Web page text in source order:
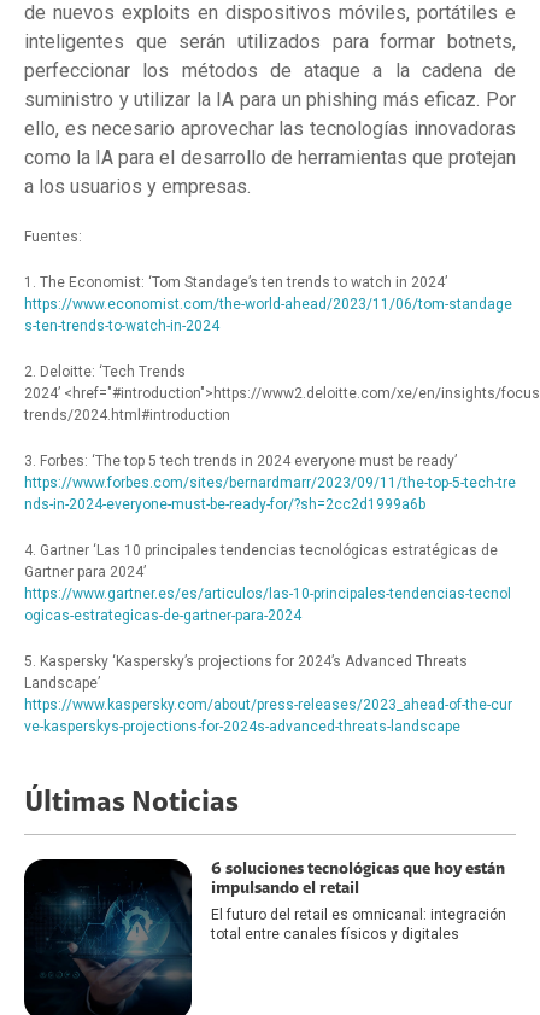
de nuevos exploits en dispositivos móviles, portátiles e
inteligentes que serán utilizados para formar botnets,
perfeccionar los métodos de ataque a la cadena de
suministro y utilizar la IA para un phishing más eficaz. Por
ello, es necesario aprovechar las tecnologías innovadoras
como la IA para el desarrollo de herramientas que protejan
a los usuarios y empresas.
Fuentes:
1. The Economist: ‘Tom Standage’s ten trends to watch in 2024’
https://www.economist.com/the-world-ahead/2023/11/06/tom-standage
s-ten-trends-to-watch-in-2024
2. Deloitte: ‘Tech Trends
2024’ <href="#introduction"> https://www2.deloitte.com/xe/en/insights/
trends/2024.html#introduction
3. Forbes: ‘The top 5 tech trends in 2024 everyone must be ready’
https://www.forbes.com/sites/bernardmarr/2023/09/11/the-top-5-tech-tre
nds-in-2024-everyone-must-be-ready-for/?sh=2cc2d1999a6b
4. Gartner ‘Las 10 principales tendencias tecnológicas estratégicas de
Gartner para 2024’
https://www.gartner.es/es/articulos/las-10-principales-tendencias-tecnol
ogicas-estrategicas-de-gartner-para-2024
5. Kaspersky ‘Kaspersky’s projections for 2024’s Advanced Threats
Landscape’
https://www.kaspersky.com/about/press-releases/2023_ahead-of-the-cur
ve-kasperskys-projections-for-2024s-advanced-threats-landscape
Últimas Noticias
6 soluciones tecnológicas que hoy están
impulsando el retail
El futuro del retail es omnicanal: integración
total entre canales físicos y digitales